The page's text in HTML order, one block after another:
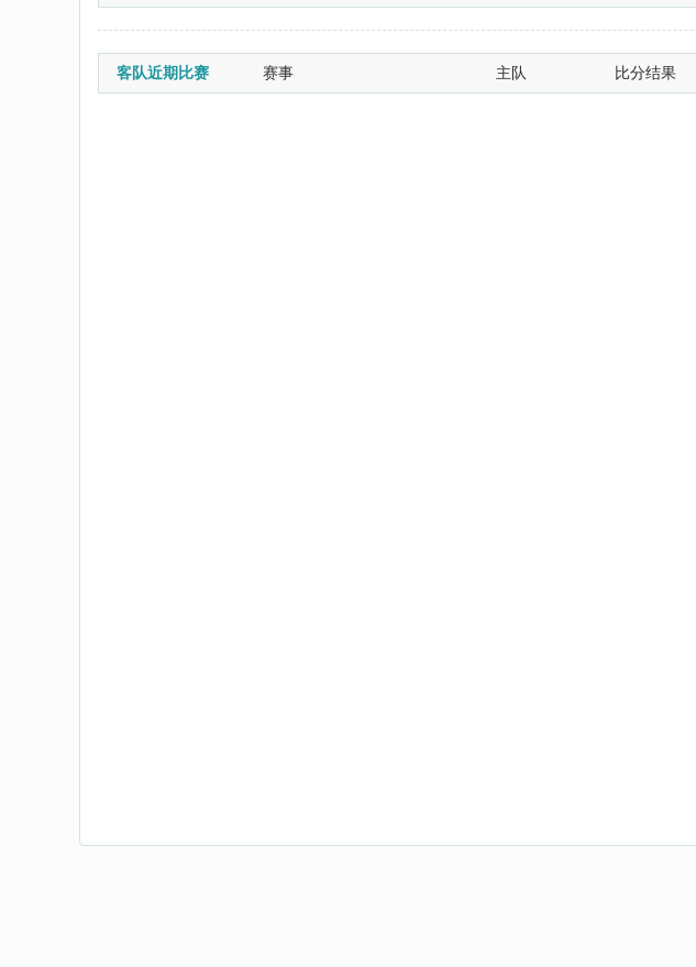
客队近期比赛 赛事 主队 比分结果